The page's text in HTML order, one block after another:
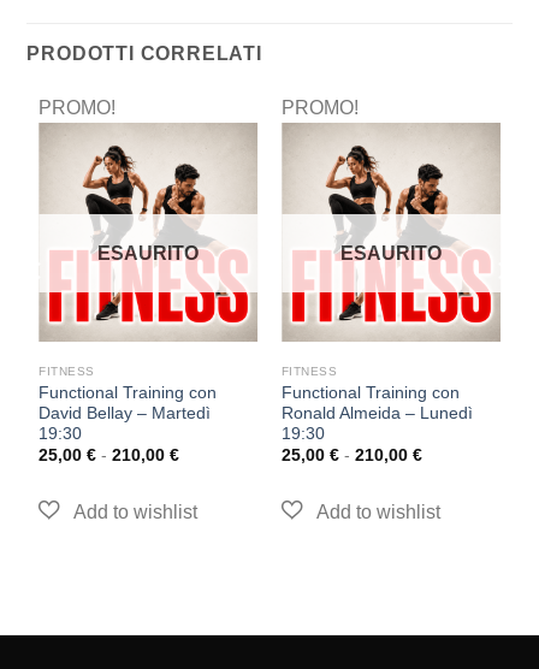
PRODOTTI CORRELATI
PROMO!
ESAURITO
FITNESS
Functional Training con
David Bellay – Martedì
19:30
25,00€ - 210,00€
PROMO!
ESAURITO
FITNESS
Functional Training con
Ronald Almeida – Lunedì
19:30
25,00 € - 210,00 €